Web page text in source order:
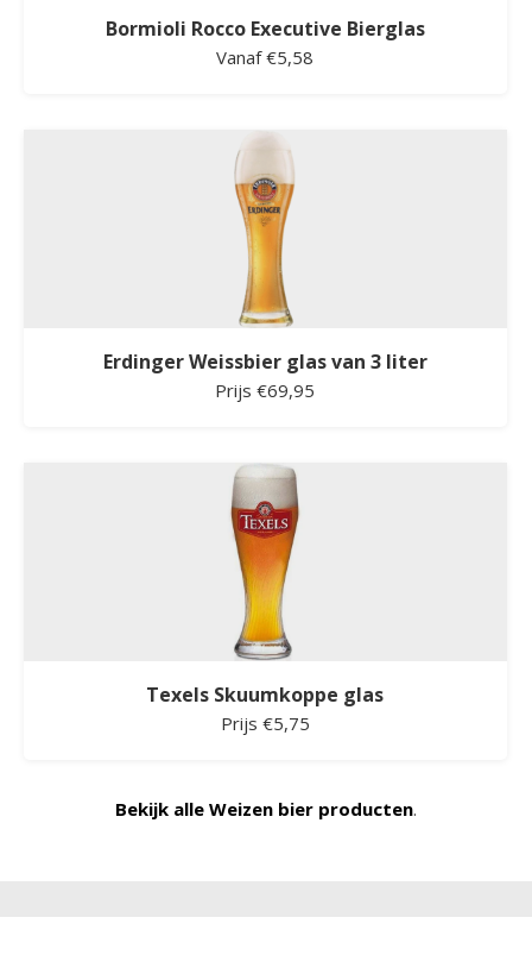
Bormioli Rocco Executive Bierglas
Vanaf €5,58
Erdinger Weissbier glas van 3 liter
Prijs €69,95
Texels Skuumkoppe glas
Prijs €5,75
Bekijk alle Weizen bier producten.